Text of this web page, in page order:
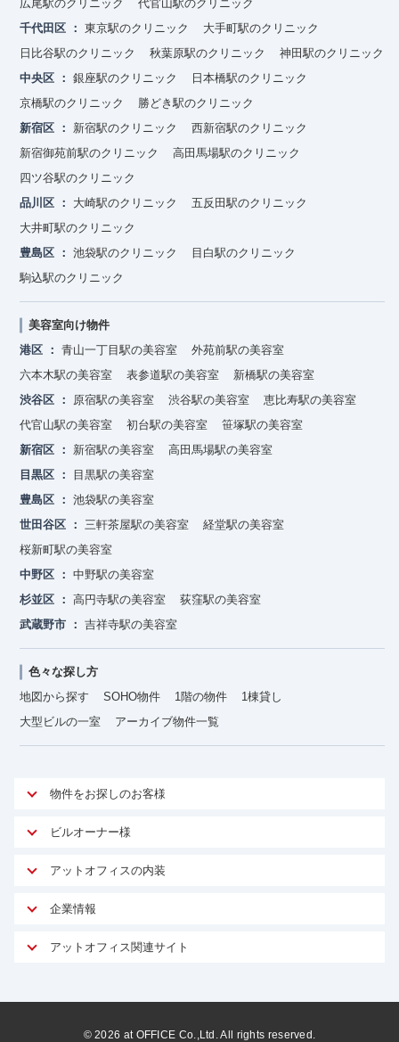
広尾駅のクリニック
代官山駅のクリニック
千代田区
東京駅のクリニック
大手町駅のクリニック
日比谷駅のクリニック
秋葉原駅のクリニック
神田駅のクリニック
中央区
銀座駅のクリニック
日本橋駅のクリニック
京橋駅のクリニック
勝どき駅のクリニック
新宿区
新宿駅のクリニック
西新宿駅のクリニック
新宿御苑前駅のクリニック
高田馬場駅のクリニック
四ツ谷駅のクリニック
品川区
大崎駅のクリニック
五反田駅のクリニック
大井町駅のクリニック
豊島区
池袋駅のクリニック
目白駅のクリニック
駒込駅のクリニック
美容室向け物件
港区
青山一丁目駅の美容室
外苑前駅の美容室
六本木駅の美容室
表参道駅の美容室
新橋駅の美容室
渋谷区
原宿駅の美容室 渋谷駅の美容室
恵比寿駅の美容室
代官山駅の美容室
初台駅の美容室
笹塚駅の美容室
新宿区
新宿駅の美容室
高田馬場駅の美容室
目黒区
目黒駅の美容室
豊島区
池袋駅の美容室
世田谷区
三軒茶屋駅の美容室
経堂駅の美容室
桜新町駅の美容室
中野区
中野駅の美容室
杉並区
高円寺駅の美容室
荻窪駅の美容室
武蔵野市
吉祥寺駅の美容室
色々な探し方
地図から探す
SOHO物件 1階の物件
1棟貸し
大型ビルの一室
アーカイブ物件一覧
物件をお探しのお客様
アットオフィスが選ばれる理由
ご契約者様インタビュー
オフィスお役立ちコラム
ビルオーナー様
オーナー様向けサービス
マイソク作成
物件情報から成約賃料を予測
リノベーション
サブリース
アットオフィスの内装
サービス内容
内装に関するよくある質問
企業情報
アットオフィス関連サイト
アットレジデンス
ビルアド
©2026 at OFFICE Co.,Ltd. All rights reserved.